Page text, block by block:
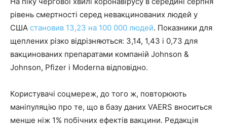
рівень смертності серед невакцинованих людей у ​​
США становив 13,23 на 100 000 людей. Показники для
щеплених різко відрізняються: 3,14, 1,43 і 0,73 для
вакцинованих препаратами компаній Johnson &
Johnson, Pfizer і Moderna відповідно.
Користувачі соцмереж, до того ж, повторюють
маніпуляцію про те, що в базу даних VAERS вноситься
менше ніж 1% побічних ефектів вакцини. Редакція